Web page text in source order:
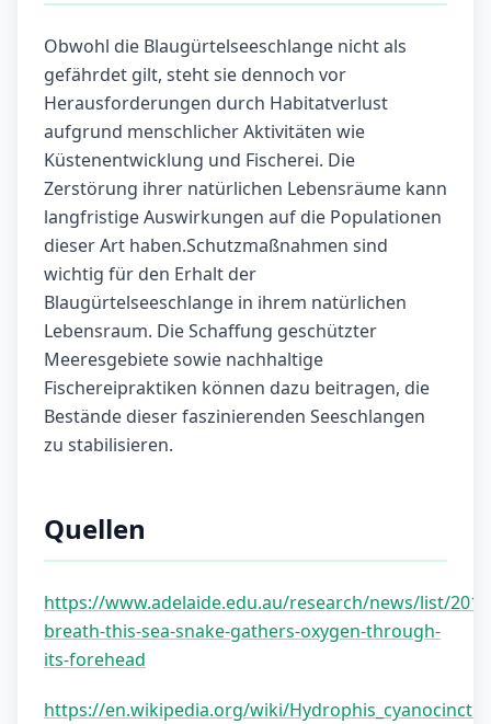
Obwohl die Blaugürtelseeschlange nicht als
gefährdet gilt, steht sie dennoch vor
Herausforderungen durch Habitatverlust
aufgrund menschlicher Aktivitäten wie
Küstenentwicklung und Fischerei. Die
Zerstörung ihrer natürlichen Lebensräume kann
langfristige Auswirkungen auf die Populationen
dieser Art haben.Schutzmaßnahmen sind
wichtig für den Erhalt der
Blaugürtelseeschlange in ihrem natürlichen
Lebensraum. Die Schaffung geschützter
Meeresgebiete sowie nachhaltige
Fischereipraktiken können dazu beitragen, die
Bestände dieser faszinierenden Seeschlangen
zu stabilisieren.
Quellen
https://www.adelaide.edu.au/research/news/list/
breath-this-sea-snake-gathers-oxygen-through-
its-forehead
https://en.wikipedia.org/wiki/Hydrophis_cyanocinctus